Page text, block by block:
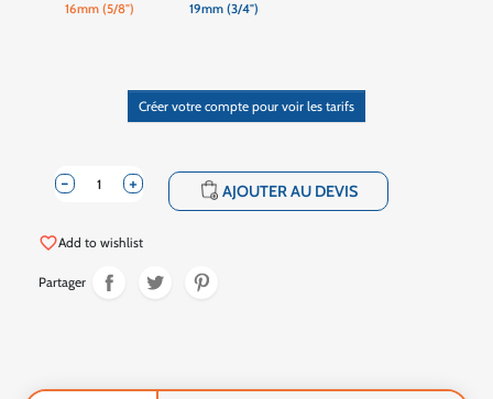
16mm (5/8") 19mm (3/4")
Créer votre compte pour voir les tarifs
+
- shopping_cart AJOUTER AU DEVIS
favorite_borderAdd to wishlist
Partager